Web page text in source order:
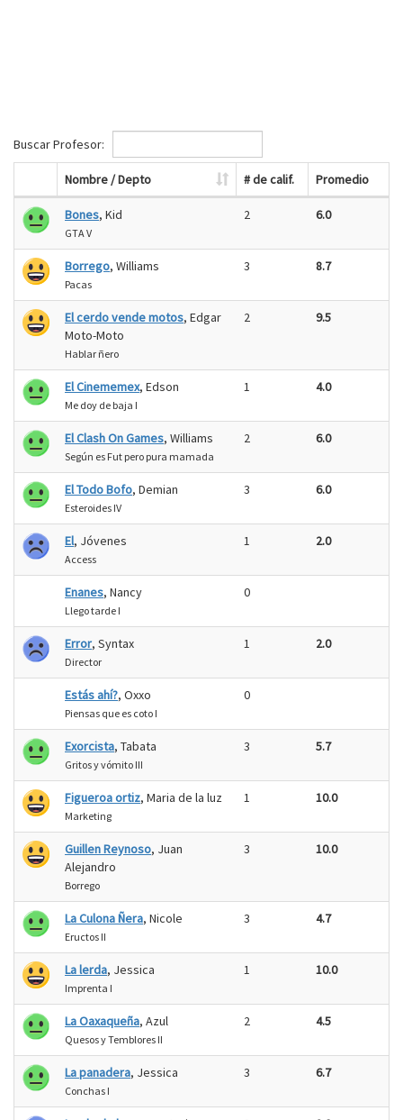
Buscar Profesor:
Nombre / Depto # de calif. Promedio
Bones, Kid
GTA V
2 6.0
Borrego, Williams
Pacas
3 8.7
El cerdo vende motos, Edgar
Moto-Moto
Hablar ñero
2 9.5
El Cinememex, Edson
Me doy de baja I
1 4.0
El Clash On Games, Williams
Según es Fut pero pura mamada
2 6.0
El Todo Bofo, Demian
Esteroides IV
3 6.0
El, Jóvenes
Access
1 2.0
Enanes, Nancy
Llego tarde I
0
Error, Syntax
Director
1 2.0
Estás ahí?, Oxxo
Piensas que es coto I
0
Exorcista, Tabata
Gritos y vómito III
3 5.7
Figueroa ortiz, Maria de la luz
Marketing
1 10.0
Guillen Reynoso, Juan
Alejandro
Borrego
3 10.0
La Culona Ñera, Nicole
Eructos II
3 4.7
La lerda, Jessica
Imprenta I
1 10.0
La Oaxaqueña, Azul
Quesos y Temblores II
2 4.5
La panadera, Jessica
Conchas I
3 6.7